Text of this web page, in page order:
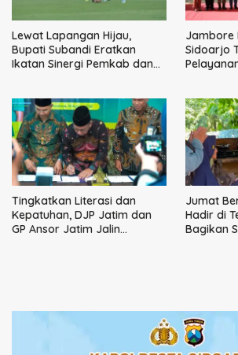
Lewat Lapangan Hijau,
Bupati Subandi Eratkan
Ikatan Sinergi Pemkab dan
Jambore
Sidoarjo
Tingkatkan Literasi dan
Kepatuhan, DJP Jatim dan
GP Ansor Jatim Jalin
Jumat
Hadir di
Bagikan